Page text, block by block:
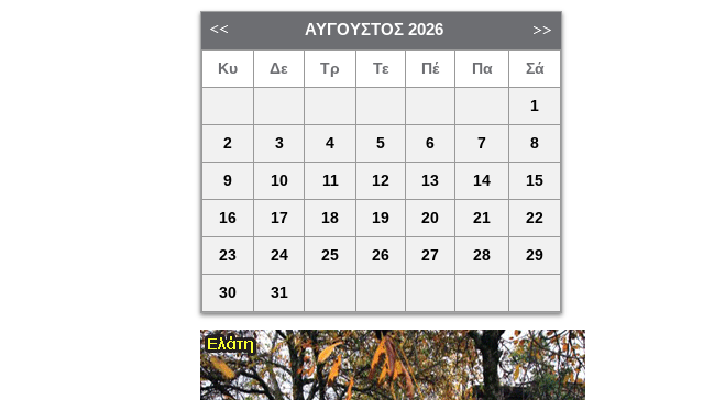
ΑΎΓΟΥΣΤΟΣ 2026
Κυ Δε Τρ Τε Πέ Πα Σά
1
2 3 4 5 6 7 8
9 10 11 12 13 14 15
16 17 18 19 20 21 22
23 24 25 26 27 28 29
30 31